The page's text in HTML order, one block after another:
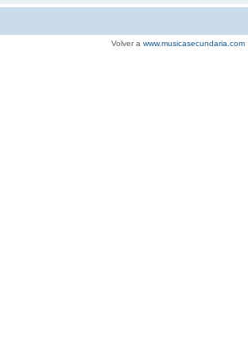
Volver a www.musicasecundaria.com